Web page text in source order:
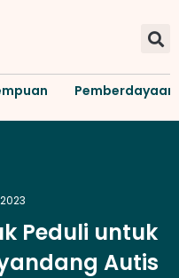
Pemberdayaan
Peduli untuk
Autis